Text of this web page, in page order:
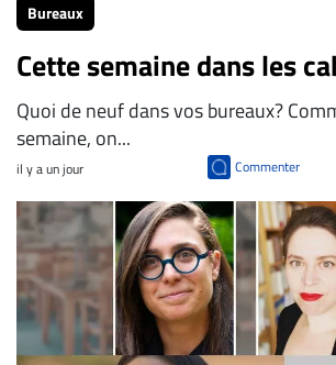
Bureaux
Cette semaine dans les
Quoi de neuf dans vos bureaux?
semaine, on...
il y a un jour Commenter